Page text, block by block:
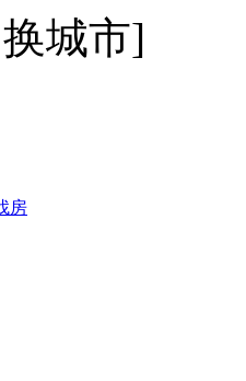
城市]
房